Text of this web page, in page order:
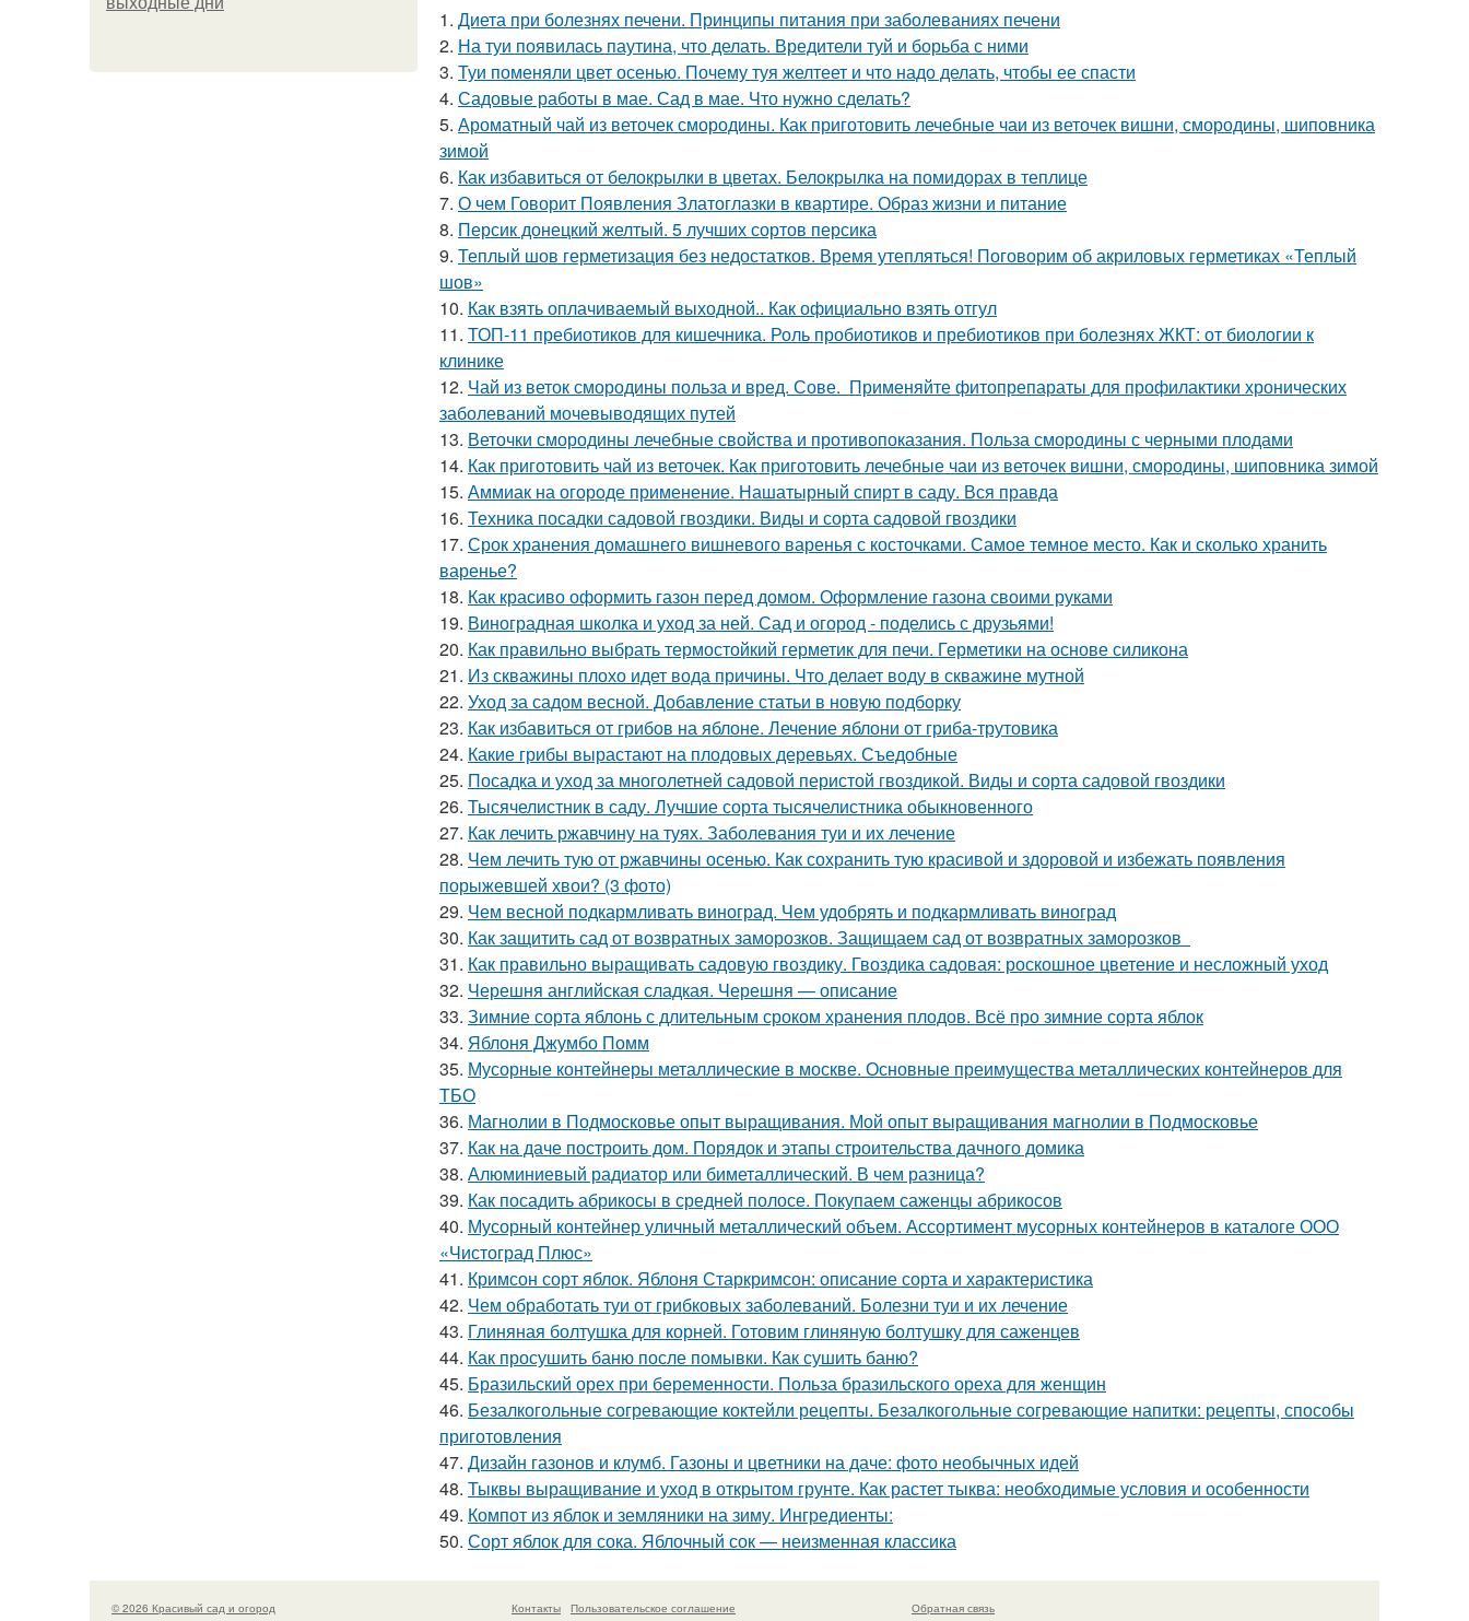
1. Диета при болезнях печени. Принципы питания при заболеваниях печени
2. На туи появилась паутина, что делать. Вредители туй и борьба с ними
3. Туи поменяли цвет осенью. Почему туя желтеет и что надо делать, чтобы ее спасти
4. Садовые работы в мае. Сад в мае. Что нужно сделать?
5. Ароматный чай из веточек смородины. Как приготовить лечебные чаи из веточек вишни, смородины, шиповника
зимой
6. Как избавиться от белокрылки в цветах. Белокрылка на помидорах в теплице
7. О чем Говорит Появления Златоглазки в квартире. Образ жизни и питание
8. Персик донецкий желтый. 5 лучших сортов персика
9. Теплый шов герметизация без недостатков. Время утепляться! Поговорим об акриловых герметиках «Теплый
шов»
10. Как взять оплачиваемый выходной.. Как официально взять отгул
11. ТОП-11 пребиотиков для кишечника. Роль пробиотиков и пребиотиков при болезнях ЖКТ: от биологии к
клинике
12. Чай из веток смородины польза и вред. Сове. Применяйте фитопрепараты для профилактики хронических
заболеваний мочевыводящих путей
13. Веточки смородины лечебные свойства и противопоказания. Польза смородины с черными плодами
14. Как приготовить чай из веточек. Как приготовить лечебные чаи из веточек вишни, смородины, шиповника зимой
15. Аммиак на огороде применение. Нашатырный спирт в саду. Вся правда
16. Техника посадки садовой гвоздики. Виды и сорта садовой гвоздики
17. Срок хранения домашнего вишневого варенья с косточками. Самое темное место. Как и сколько хранить
варенье?
18. Как красиво оформить газон перед домом. Оформление газона своими руками
19. Виноградная школка и уход за ней. Сад и огород - поделись с друзьями!
20. Как правильно выбрать термостойкий герметик для печи. Герметики на основе силикона
21. Из скважины плохо идет вода причины. Что делает воду в скважине мутной
22. Уход за садом весной. Добавление статьи в новую подборку
23. Как избавиться от грибов на яблоне. Лечение яблони от гриба-трутовика
24. Какие грибы вырастают на плодовых деревьях. Съедобные
25. Посадка и уход за многолетней садовой перистой гвоздикой. Виды и сорта садовой гвоздики
26. Тысячелистник в саду. Лучшие сорта тысячелистника обыкновенного
27. Как лечить ржавчину на туях. Заболевания туи и их лечение
28. Чем лечить тую от ржавчины осенью. Как сохранить тую красивой и здоровой и избежать появления
порыжевшей хвои? (3 фото)
29. Чем весной подкармливать виноград. Чем удобрять и подкармливать виноград
30. Как защитить сад от возвратных заморозков. Защищаем сад от возвратных заморозков
31. Как правильно выращивать садовую гвоздику. Гвоздика садовая: роскошное цветение и несложный уход
32. Черешня английская сладкая. Черешня — описание
33. Зимние сорта яблонь с длительным сроком хранения плодов. Всё про зимние сорта яблок
34. Яблоня Джумбо Помм
35. Мусорные контейнеры металлические в москве. Основные преимущества металлических контейнеров для
ТБО
36. Магнолии в Подмосковье опыт выращивания. Мой опыт выращивания магнолии в Подмосковье
37. Как на даче построить дом. Порядок и этапы строительства дачного домика
38. Алюминиевый радиатор или биметаллический. В чем разница?
39. Как посадить абрикосы в средней полосе. Покупаем саженцы абрикосов
40. Мусорный контейнер уличный металлический объем. Ассортимент мусорных контейнеров в каталоге ООО
«Чистоград Плюс»
41. Кримсон сорт яблок. Яблоня Старкримсон: описание сорта и характеристика
42. Чем обработать туи от грибковых заболеваний. Болезни туи и их лечение
43. Глиняная болтушка для корней. Готовим глиняную болтушку для саженцев
44. Как просушить баню после помывки. Как сушить баню?
45. Бразильский орех при беременности. Польза бразильского ореха для женщин
46. Безалкогольные согревающие коктейли рецепты. Безалкогольные согревающие напитки: рецепты, способы
приготовления
47. Дизайн газонов и клумб. Газоны и цветники на даче: фото необычных идей
48. Тыквы выращивание и уход в открытом грунте. Как растет тыква: необходимые условия и особенности
49. Компот из яблок и земляники на зиму. Ингредиенты:
50. Сорт яблок для сока. Яблочный сок — неизменная классика
© 2026 Красивый сад и огород Контакты Пользовательское соглашение Обратная связь